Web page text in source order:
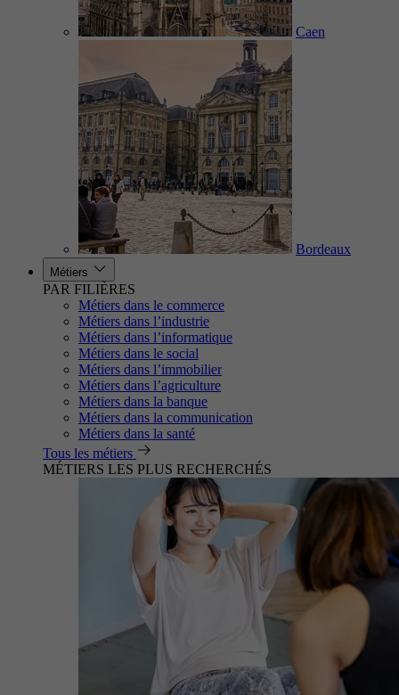
Caen
Bordeaux
Métiers
PAR FILIÈRES
Métiers dans le commerce
Métiers dans l’industrie
Métiers dans l’informatique
Métiers dans le social
Métiers dans l’immobilier
Métiers dans l’agriculture
Métiers dans la banque
Métiers dans la communication
Métiers dans la santé
Tous les métiers
MÉTIERS LES PLUS RECHERCHÉS